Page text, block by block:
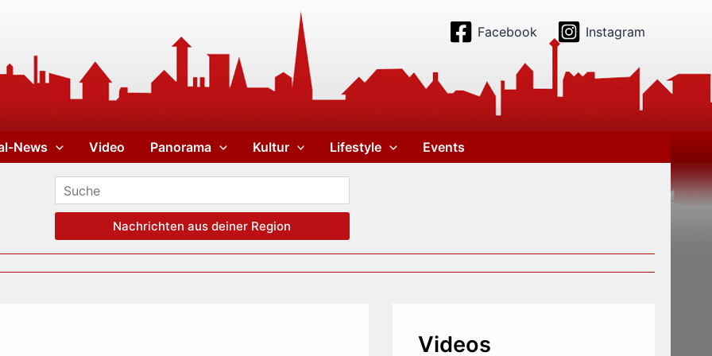
Facebook Instagram
News Video Panorama Kultur Lifestyle Events
Nachrichten aus deiner Region
Videos